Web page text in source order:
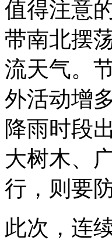
值得注意
带南北摆
流天气。
外活动增
降雨时段
大树木、
行，则要
此次，连